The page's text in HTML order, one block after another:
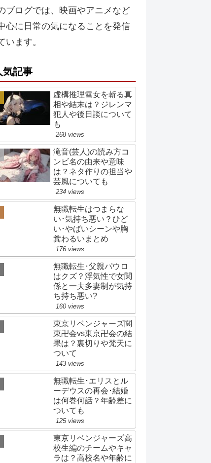
ブログでは、映画やアニメなど
心に日常の気になることを発信
います。
気記事
虚構推理雪女を斬る真
相や結末は？ジレンマ
犯人や後日談について
も
268 views
滝音(芸人)の読み方コ
ンビ名の由来や意味
は？ネタ作りの担当や
芸風についても
234 views
無職転生はつまらな
い･気持ち悪い？ひど
い･やばいシーンや胸
糞わるいまとめ
176 views
無職転生･父親パウロ
はクズ？浮気性で女関
係と一夫多妻制が気持
ち持ち悪い?
160 views
東京リベンジャーズ関
東卍会vs東京卍会の結
果は？裏切りや梵天に
ついて
143 views
無職転生･エリスとル
ーデウスの再会･結婚
は何巻何話？年齢差に
ついても
125 views
東京リベンジャーズ高
校生編のチームやキャ
ラは？高校名や年齢に